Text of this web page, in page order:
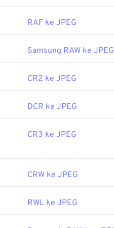
RAF ke JPEG
Samsung RAW ke JPEG
CR2 ke JPEG
DCR ke JPEG
CR3 ke JPEG
CRW ke JPEG
RWL ke JPEG